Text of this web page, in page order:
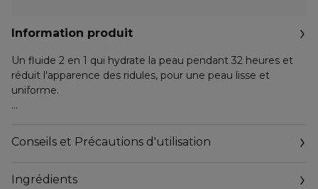
Information produit
Un fluide 2 en 1 qui hydrate la peau pendant 32 heures et
réduit l'apparence des ridules, pour une peau lisse et
uniforme.
heures** grâce à la technologie TSUBAKI™*.
Sa texture légère pemret une absorption immédiate et
Conseils et Précautions d'utilisation
Ingrédients